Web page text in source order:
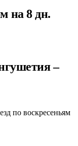
в центре Чечни
на 8 дн.
–
по воскресеньям